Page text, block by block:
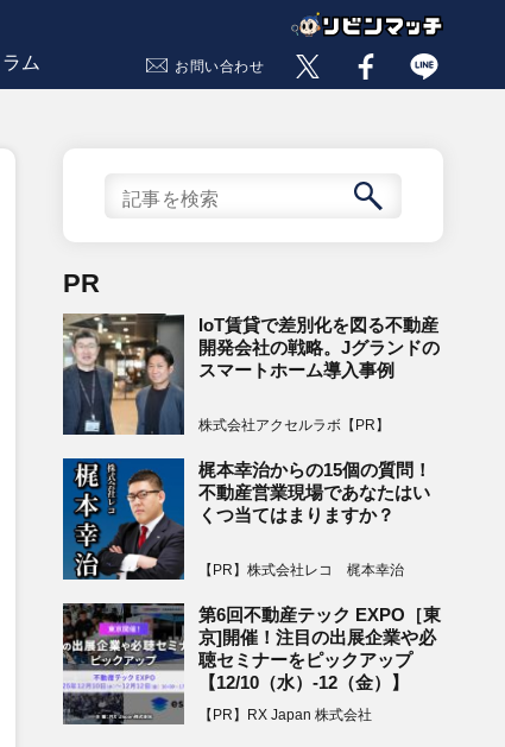
ム お問い合わせ
PR
IoT賃貸で差別化を図る不動産
開発会社の戦略。Jグランドの
スマートホーム導入事例
株式会社アクセルラボ【PR】
梶本幸治からの15個の質問！
不動産営業現場であなたはい
くつ当てはまりますか？
【PR】株式会社レコ 梶本幸治
第6回不動産テック EXPO［東
京]開催！注目の出展企業や必
聴セミナーをピックアップ
【12/10（水）-12（金）】
【PR】RX Japan 株式会社